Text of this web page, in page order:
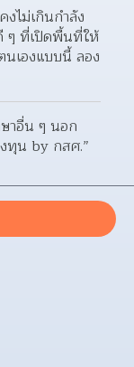
งไม่เกินกำลัง
ๆ ที่เปิดพื้นที่ให้
นเองแบบนี้ ลอง
าอื่น ๆ นอก
ทุน by กสศ.”